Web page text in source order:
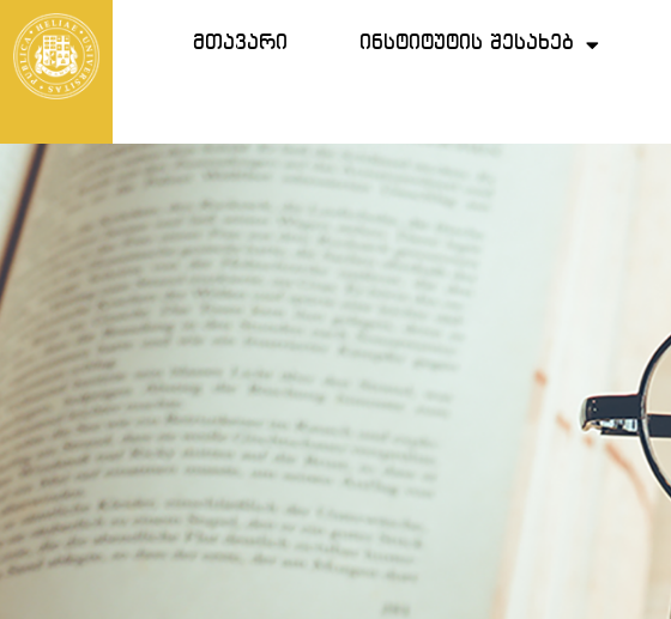
მთავარი ინსტიტუტის შესახებ